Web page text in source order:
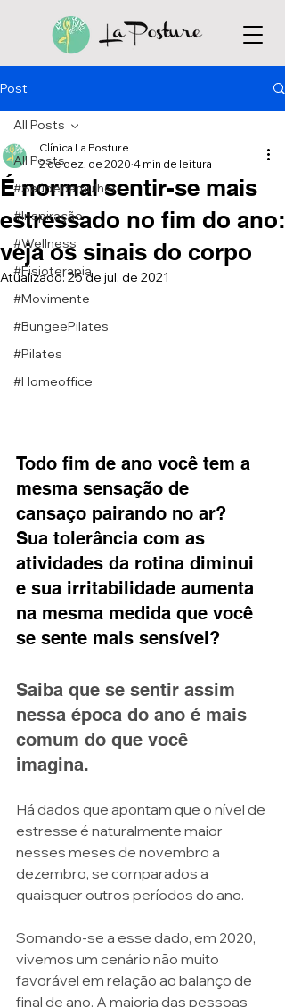
Post
All Posts
#Saúdedamulher
#Inspiração
#Wellness
#Fisioterapia
#Movimente
#BungeePilates
#Pilates
#Homeoffice
All Posts
É normal sentir-se mais
estressado no fim do ano:
veja os sinais do corpo
Clínica La Posture
2 de dez. de 2020 4 min de leitura
Atualizado:25 de jul. de 2021
Todo fim de ano você tem a
mesma sensação de
cansaço pairando no ar?
Sua tolerância com as
atividades da rotina diminui
e sua irritabilidade aumenta
na mesma medida que você
se sente mais sensível?
Saiba que se sentir assim
nessa época do ano é mais
comum do que você
imagina.
Há dados que apontam que o nível de
estresse é naturalmente maior
nesses meses de novembro a
dezembro, se comparados a
quaisquer outros períodos do ano.
Somando-se a esse dado, em 2020,
vivemos um cenário não muito
favorável em relação ao balanço de
final de ano. A maioria das pessoas